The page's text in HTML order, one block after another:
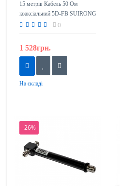
15 метрів Кабель 50 Ом
коаксіальний 5D-FB SUIRONG
з роз'ємами N-тип (тато)
0
1 528грн.
На складі
-26%